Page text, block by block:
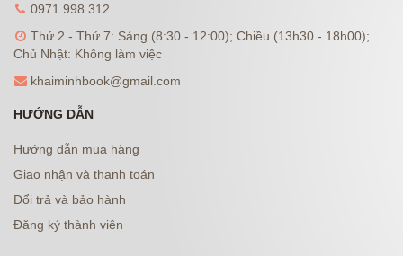
0971 998 312
Thứ 2 - Thứ 7: Sáng (8:30 - 12:00); Chiều (13h30 - 18h00);
Chủ Nhật: Không làm việc
khaiminhbook@gmail.com
HƯỚNG DẪN
Hướng dẫn mua hàng
Giao nhận và thanh toán
Đổi trả và bảo hành
Đăng ký thành viên